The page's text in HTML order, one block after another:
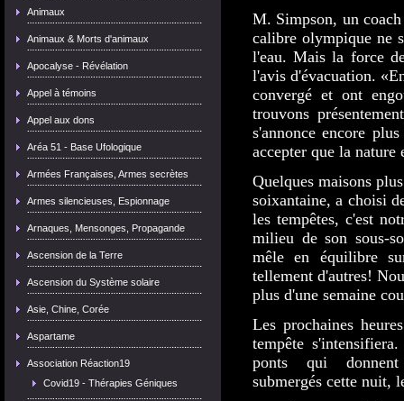
Animaux
Animaux & Morts d'animaux
Apocalyse - Révélation
Appel à témoins
Appel aux dons
Aréa 51 - Base Ufologique
Armées Françaises, Armes secrètes
Armes silencieuses, Espionnage
Arnaques, Mensonges, Propagande
Ascension de la Terre
Ascension du Système solaire
Asie, Chine, Corée
Aspartame
Association Réaction19
Covid19 - Thérapies Géniques
M. Simpson, un
calibre olympique ne
l'eau. Mais la force
l'avis d'évacuation.
convergé et ont
trouvons
s'annonce encore
accepter que la
Quelques maisons
soixantaine, a choisi
les tempêtes, c'est
milieu de son sous-
mêle en équilibre
tellement d'autres!
plus d'une semaine
Les prochaines
tempête
ponts qui
submergés cette nuit,